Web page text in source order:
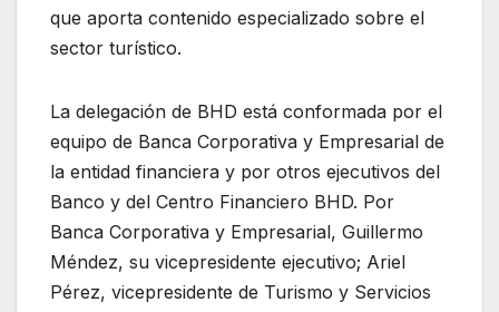
que aporta contenido especializado sobre el
sector turístico.
La delegación de BHD está conformada por el
equipo de Banca Corporativa y Empresarial de
la entidad financiera y por otros ejecutivos del
Banco y del Centro Financiero BHD. Por
Banca Corporativa y Empresarial, Guillermo
Méndez, su vicepresidente ejecutivo; Ariel
Pérez, vicepresidente de Turismo y Servicios